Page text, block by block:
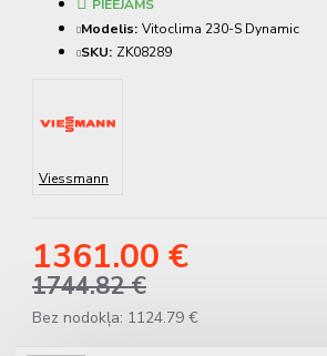
1361.00 €
1744.82 €
Bez nodokļa: 1124.79 €
PIEEJAMS
Modelis: Vitoclima 230-S Dynamic
SKU: ZK08289
Viessmann